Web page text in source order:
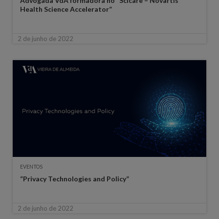
Health Science Accelerator”
2 de junho de 2022
EVENTOS
“Privacy Technologies and Policy”
2 de junho de 2022